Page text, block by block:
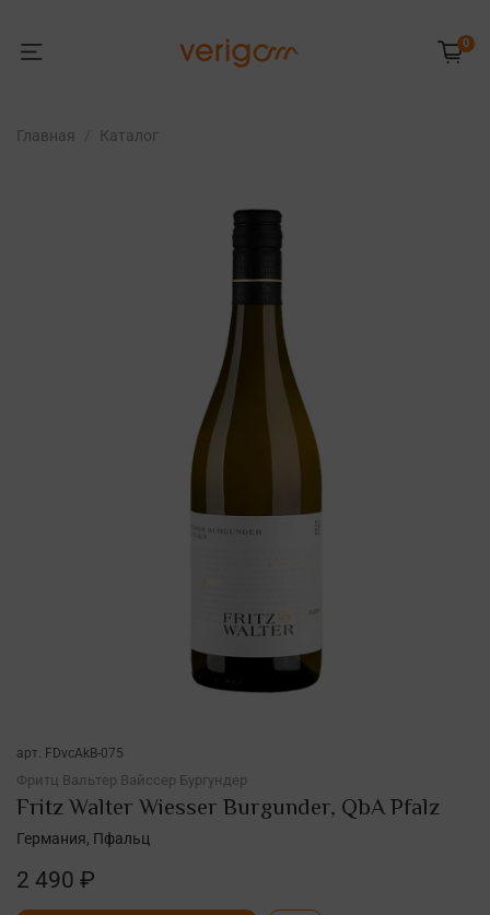
0
Главная Каталог
арт. FDvcAkB-075
Фритц Вальтер Вайссер Бургундер
Fritz Walter Wiesser Burgunder, QbA Pfalz
2 490 ₽
Германия, Пфальц